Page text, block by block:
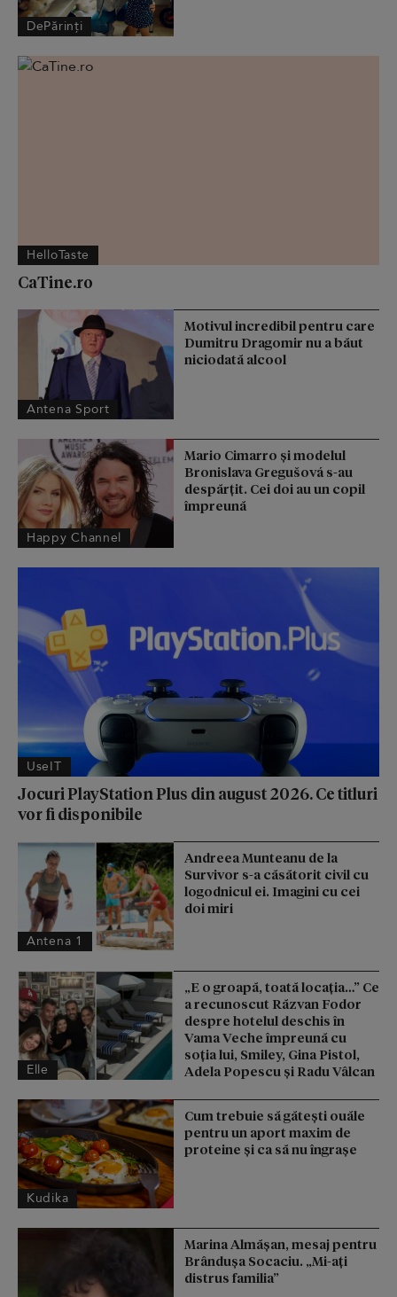
DePărinți
HelloTaste
CaTine.ro
Antena Sport
Motivul incredibil pentru care
Dumitru Dragomir nu a băut
niciodată alcool
Happy Channel
Mario Cimarro și modelul
Bronislava Gregušová s-au
despărțit. Cei doi au un copil
împreună
UseIT
Jocuri PlayStation Plus din august 2026. Ce titluri
vor fi disponibile
Antena 1
Andreea Munteanu de la
Survivor s-a căsătorit civil cu
logodnicul ei. Imagini cu cei
doi miri
Elle
„E o groapă, toată locația…” Ce
a recunoscut Răzvan Fodor
despre hotelul deschis în
Vama Veche împreună cu
soția lui, Smiley, Gina Pistol,
Adela Popescu și Radu Vâlcan
Kudika
Cum trebuie să gătești ouăle
pentru un aport maxim de
proteine și ca să nu îngrașe
Marina Almășan, mesaj pentru
Brândușa Socaciu. „Mi-ați
distrus familia”